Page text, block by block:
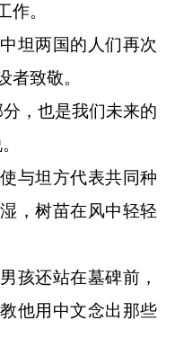
作。
两国的人们再次
者致敬。
，也是我们未来的
坦方代表共同种
，树苗在风中轻轻
还站在墓碑前，
他用中文念出那些